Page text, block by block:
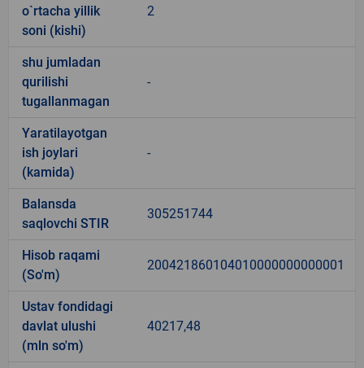
o`rtacha yillik
soni (kishi)
2
shu jumladan
qurilishi
tugallanmagan
-
Yaratilayotgan
ish joylari
(kamida)
-
Balansda
saqlovchi STIR
305251744
Hisob raqami
(So'm)
200421860104010000000000001
Ustav fondidagi
davlat ulushi
(mln so'm)
40217,48